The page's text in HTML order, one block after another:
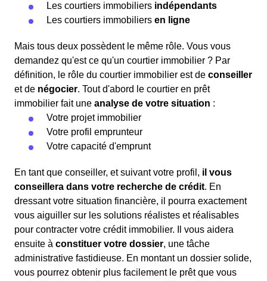
Les courtiers immobiliers indépendants
Les courtiers immobiliers en ligne
Mais tous deux possèdent le même rôle. Vous vous
demandez qu'est ce qu'un courtier immobilier ? Par
définition, le rôle du courtier immobilier est de conseiller
et de négocier. Tout d'abord le courtier en prêt
immobilier fait une analyse de votre situation :
Votre projet immobilier
Votre profil emprunteur
Votre capacité d'emprunt
En tant que conseiller, et suivant votre profil, il vous
conseillera dans votre recherche de crédit. En
dressant votre situation financière, il pourra exactement
vous aiguiller sur les solutions réalistes et réalisables
pour contracter votre crédit immobilier. Il vous aidera
ensuite à constituer votre dossier, une tâche
administrative fastidieuse. En montant un dossier solide,
vous pourrez obtenir plus facilement le prêt que vous